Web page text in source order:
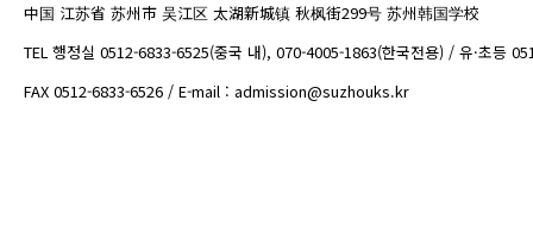
中国 江苏省 苏州市 吴江区 太湖新城镇 秋枫街299号 苏州韩国学校
TEL 행정실 0512-6833-6525(중국 내), 070-4005-1863(한국전용) / 유·초등
FAX 0512-6833-6526 / E-mail : admission@suzhouks.kr